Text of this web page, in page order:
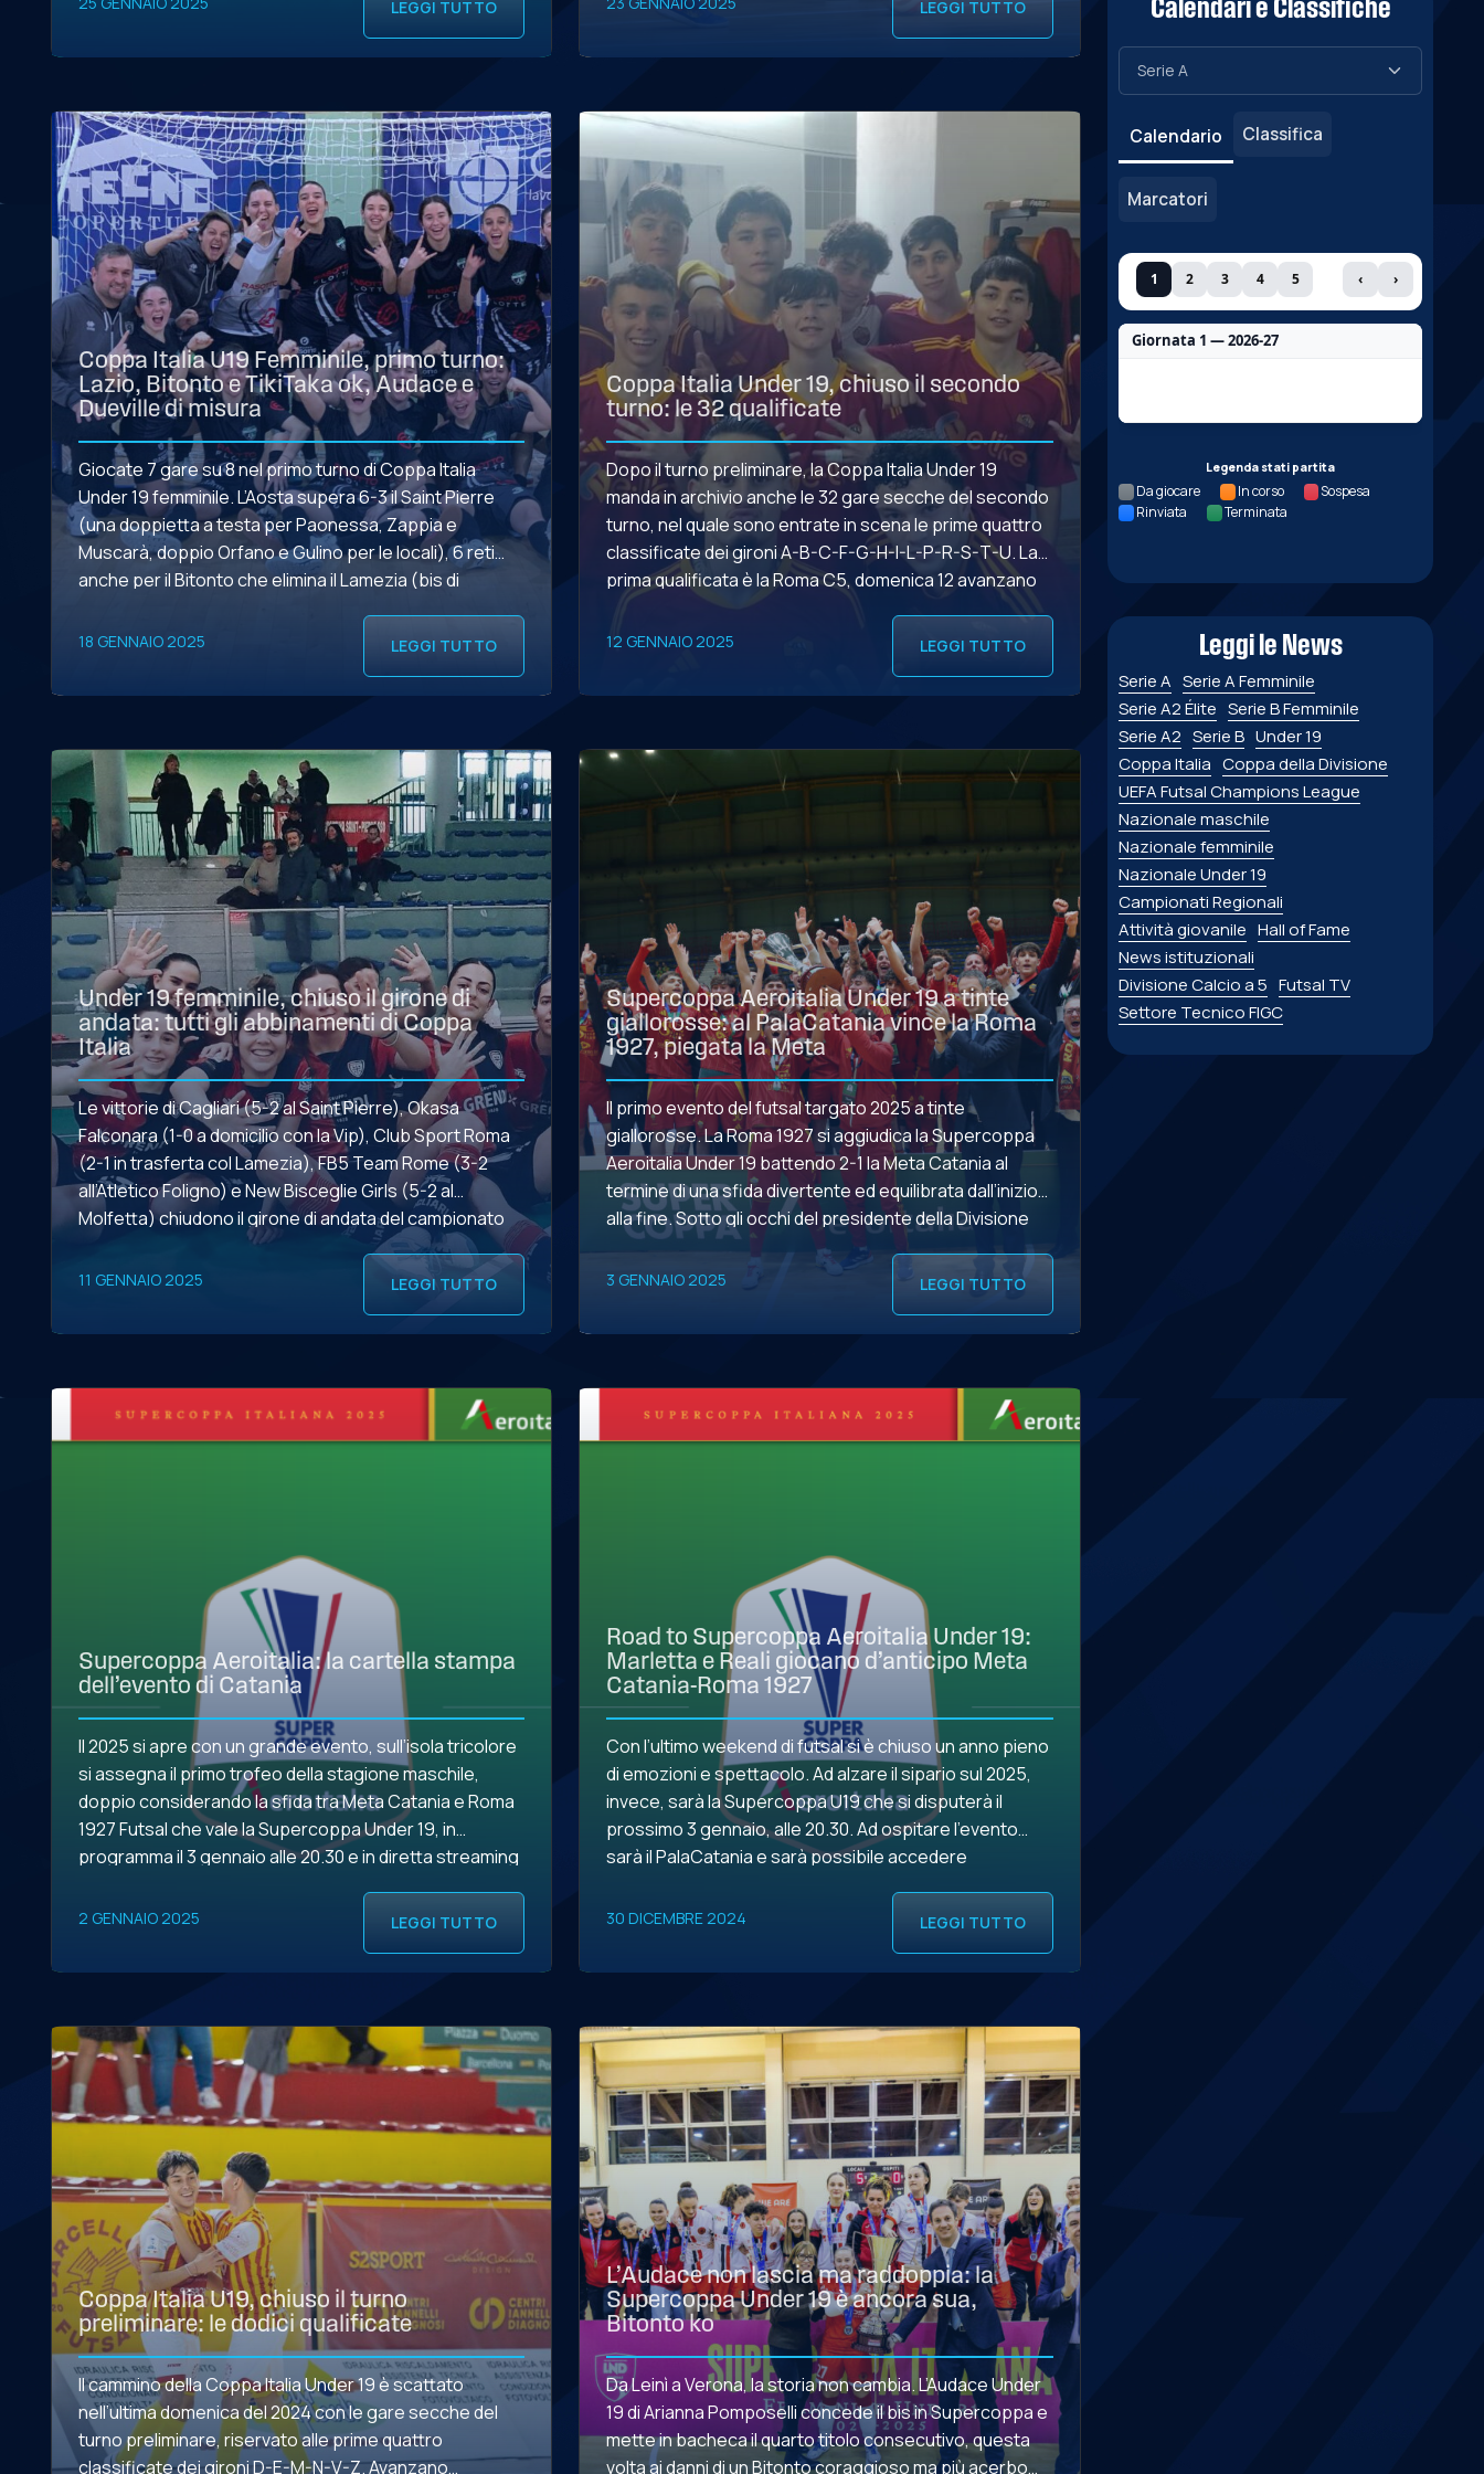
LEGGI TUTTO LEGGI TUTTO
Coppa Italia U19 Femminile, primo turno:
Lazio, Bitonto e TikiTaka ok, Audace e
Dueville di misura
Giocate 7 gare su 8 nel primo turno di Coppa Italia
Under 19 femminile. L’Aosta supera 6-3 il Saint Pierre
(una doppietta a testa per Paonessa, Zappia e
Muscarà, doppio Orfano e Gulino per le locali), 6 reti
anche per il Bitonto che elimina il Lamezia (bis di
18 GENNAIO 2025 LEGGI TUTTO
Coppa Italia Under 19, chiuso il secondo
turno: le 32 qualificate
Dopo il turno preliminare, la Coppa Italia Under 19
manda in archivio anche le 32 gare secche del secondo
turno, nel quale sono entrate in scena le prime quattro
classificate dei gironi A-B-C-F-G-H-I-L-P-R-S-T-U. La
prima qualificata è la Roma C5, domenica 12 avanzano
e giovedì 16 staccano […]
12 GENNAIO 2025 LEGGI TUTTO
Under 19 femminile, chiuso il girone di
andata: tutti gli abbinamenti di Coppa
Italia
Le vittorie di Cagliari (5-2 al Saint Pierre), Okasa
Falconara (1-0 a domicilio con la Vip), Club Sport Roma
(2-1 in trasferta col Lamezia), FB5 Team Rome (3-2
all’Atletico Foligno) e New Bisceglie Girls (5-2 al
Molfetta) chiudono il girone di andata del campionato
Under 19 femminile e definiscono gli abbinamenti del
primo turno di […]
11 GENNAIO 2025 LEGGI TUTTO
Supercoppa Aeroitalia Under 19 a tinte
giallorosse: al PalaCatania vince la Roma
1927, piegata la Meta
Il primo evento del futsal targato 2025 a tinte
giallorosse. La Roma 1927 si aggiudica la Supercoppa
Aeroitalia Under 19 battendo 2-1 la Meta Catania al
termine di una sfida divertente ed equilibrata dall’inizio
alla fine. Sotto gli occhi del presidente della Divisione
Calcio a 5, Stefano Castiglia, e del commissario tecnico
della Nazionale, Salvo […]
3 GENNAIO 2025 LEGGI TUTTO
Supercoppa Aeroitalia: la cartella stampa
dell’evento di Catania
Il 2025 si apre con un grande evento, sull’isola tricolore
si assegna il primo trofeo della stagione maschile,
doppio considerando la sfida tra Meta Catania e Roma
1927 Futsal che vale la Supercoppa Under 19, in
programma il 3 gennaio alle 20.30 e in diretta streaming
[…]
2 GENNAIO 2025 LEGGI TUTTO
Road to Supercoppa Aeroitalia Under 19:
Marletta e Reali giocano d’anticipo Meta
Catania-Roma 1927
Con l’ultimo weekend di futsal si è chiuso un anno pieno
di emozioni e spettacolo. Ad alzare il sipario sul 2025,
invece, sarà la Supercoppa U19 che si disputerà il
prossimo 3 gennaio, alle 20.30. Ad ospitare l’evento
sarà il PalaCatania e sarà possibile accedere
diretta su YouTube. […]
30 DICEMBRE 2024 LEGGI TUTTO
Coppa Italia U19, chiuso il turno
preliminare: le dodici qualificate
Il cammino della Coppa Italia Under 19 è scattato
nell’ultima domenica del 2024 con le gare secche del
turno preliminare, riservato alle prime quattro
classificate dei gironi D-E-M-N-V-Z. Avanzano
L’Audace non lascia ma raddoppia: la
Supercoppa Under 19 è ancora sua,
Bitonto ko
Da Leinì a Verona, la storia non cambia. L’Audace Under
19 di Arianna Pomposelli concede il bis in Supercoppa e
mette in bacheca il quarto titolo consecutivo, questa
volta ai danni di un Bitonto coraggioso ma più acerbo
Calendari e Classifiche
Calendario Classifica
Marcatori
1 2 3 4 5 ‹ ›
Giornata 1 — 2026-27
Legenda stati partita
Da giocare In corso
Sospesa
Rinviata
Terminata
Leggi le News
Serie A Serie A Femminile
Serie A2 Élite Serie B Femminile
Serie A2 Serie B Under 19
Coppa Italia Coppa della Divisione
UEFA Futsal Champions League
Nazionale maschile
Nazionale femminile
Nazionale Under 19
Campionati Regionali
Attività giovanile Hall of Fame
News istituzionali
Divisione Calcio a 5 Futsal TV
Settore Tecnico FIGC